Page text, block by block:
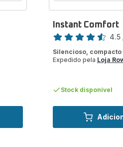
Instant Comfort
Classificação
4.5
Silencioso, compacto
Expedido pela Loja
Stock disponível